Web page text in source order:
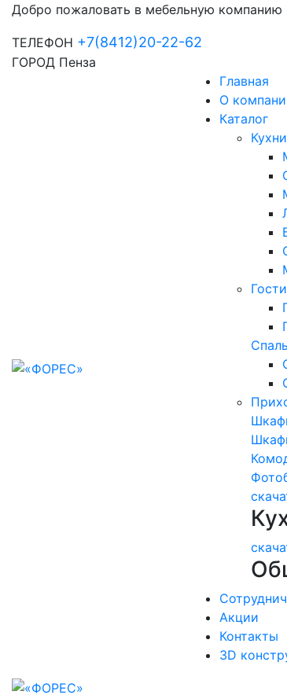
Добро пожаловать в мебельную компанию
ТЕЛЕФОН +7(8412)20-22-62
ГОРОД Пенза
Главная
О
Каталог
Кухни
Акции
Контакты
3D